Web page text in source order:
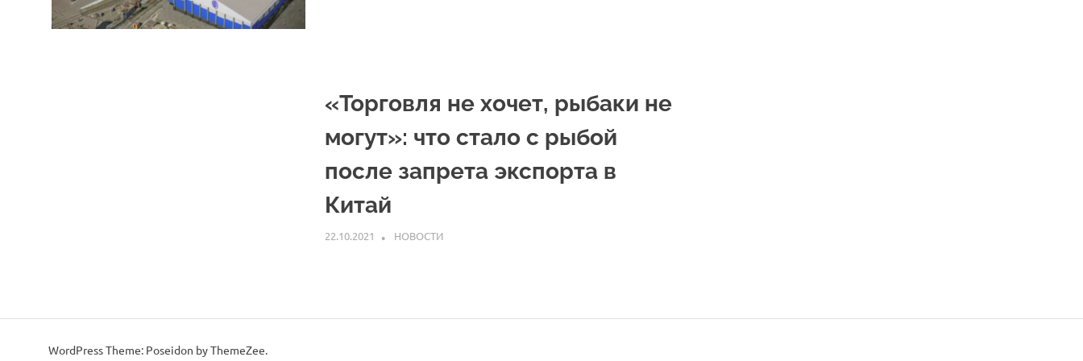
«Торговля не хочет, рыбаки не
могут»: что стало с рыбой
после запрета экспорта в
Китай
22.10.2021 ARPP
НОВОСТИ
WordPress Theme: Poseidon byThemeZee.